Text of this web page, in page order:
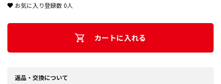
お気に入り登録数0人
カートに入れる
返品・交換について